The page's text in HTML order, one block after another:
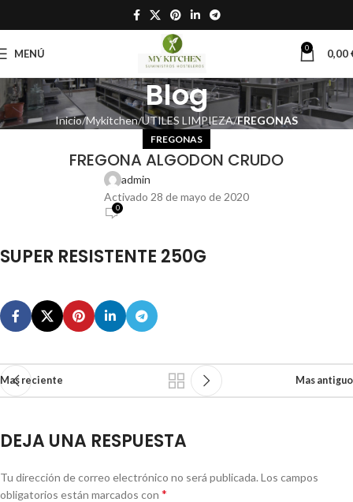
MENÚ 0 0,00
Blog
Inicio Mykitchen UTILES LIMPIEZA FREGONAS
FREGONAS
FREGONA ALGODON CRUDO
admin
Activado 28 de mayo de 2020
0
SUPER RESISTENTE 250G
Mas reciente Mas antiguo
DEJA UNA RESPUESTA
Tu dirección de correo electrónico no será publicada. Los campos
obligatorios están marcados con *